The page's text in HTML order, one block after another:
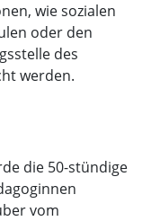
wie sozialen
oder den
des
werden.
die 50-stündige
vom